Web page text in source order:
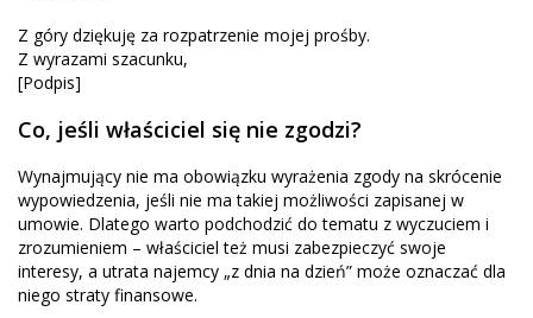
Z góry dziękuję za rozpatrzenie mojej prośby.
Z wyrazami szacunku,
[Podpis]
Co, jeśli właściciel się nie zgodzi?
Wynajmujący nie ma obowiązku wyrażenia zgody na skrócenie
wypowiedzenia, jeśli nie ma takiej możliwości zapisanej w
umowie. Dlatego warto podchodzić do tematu z wyczuciem i
zrozumieniem – właściciel też musi zabezpieczyć swoje
interesy, a utrata najemcy „z dnia na dzień” może oznaczać dla
niego straty finansowe.